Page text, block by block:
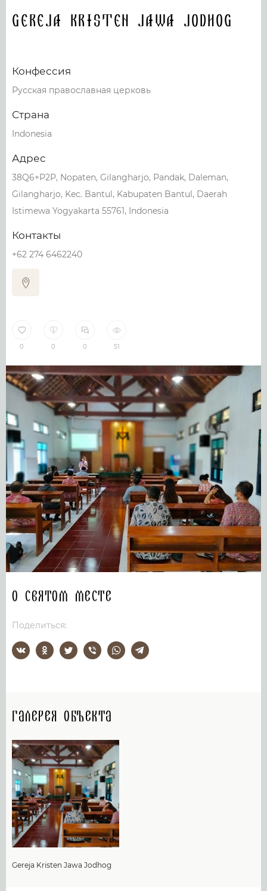
Gereja Kristen Jawa Jodhog
Конфессия
Русская православная церковь
Страна
Indonesia
Адрес
38Q6+P2P, Nopaten, Gilangharjo, Pandak, Daleman,
Gilangharjo, Kec. Bantul, Kabupaten Bantul, Daerah
Istimewa Yogyakarta 55761, Indonesia
Контакты
+62 274 6462240
0 0 0 51
О святом месте
Поделиться:
Галерея объекта
Gereja Kristen Jawa Jodhog